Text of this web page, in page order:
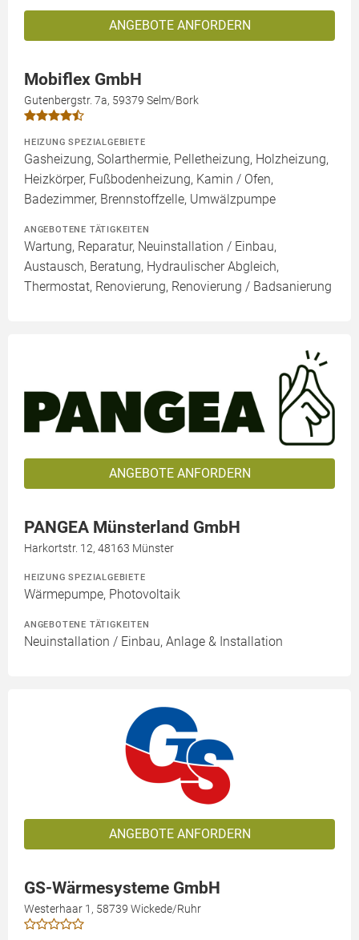
ANGEBOTE ANFORDERN
Mobiflex GmbH
Gutenbergstr. 7a, 59379 Selm/Bork
HEIZUNG SPEZIALGEBIETE
Gasheizung, Solarthermie, Pelletheizung, Holzheizung,
Heizkörper, Fußbodenheizung, Kamin / Ofen,
Badezimmer, Brennstoffzelle, Umwälzpumpe
ANGEBOTENE TÄTIGKEITEN
Wartung, Reparatur, Neuinstallation / Einbau,
Austausch, Beratung, Hydraulischer Abgleich,
Thermostat, Renovierung, Renovierung / Badsanierung
ANGEBOTE ANFORDERN
PANGEA Münsterland GmbH
Harkortstr. 12, 48163 Münster
HEIZUNG SPEZIALGEBIETE
Wärmepumpe, Photovoltaik
ANGEBOTENE TÄTIGKEITEN
Neuinstallation / Einbau, Anlage & Installation
ANGEBOTE ANFORDERN
GS-Wärmesysteme GmbH
Westerhaar 1, 58739 Wickede/Ruhr